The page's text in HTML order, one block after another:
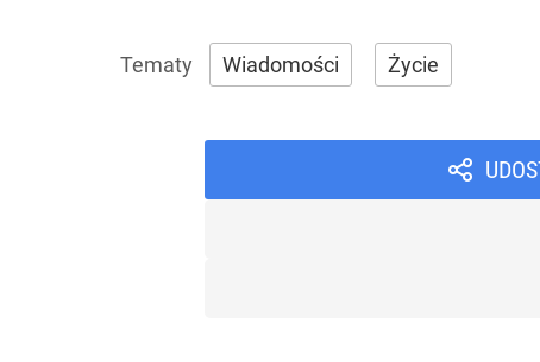
Wiadomości Życie